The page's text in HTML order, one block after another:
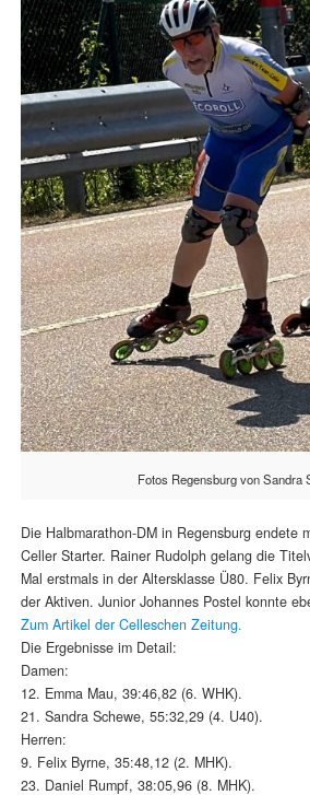
Fotos Regensburg von Sandra
Die Halbmarathon-DM in Regensburg endete
Celler Starter. Rainer Rudolph gelang die
Mal erstmals in der Altersklasse Ü80. Felix
der Aktiven. Junior Johannes Postel konnte
Zum Artikel der Celleschen Zeitung.
Die Ergebnisse im Detail:
Damen:
12. Emma Mau, 39:46,82 (6. WHK).
21. Sandra Schewe, 55:32,29 (4. U40).
Herren:
9. Felix Byrne, 35:48,12 (2. MHK).
23. Daniel Rumpf, 38:05,96 (8. MHK).